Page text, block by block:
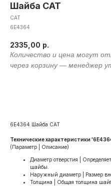
Шайба CAT
CAT
6E4364
2335,00 р.
6E4364 Шайба CAT
Технические характеристики
(Параметр | Описание)
Диаметр отверстия |
шайбы.
Наружный диаметр | Размер
Толщина | Общая толщина